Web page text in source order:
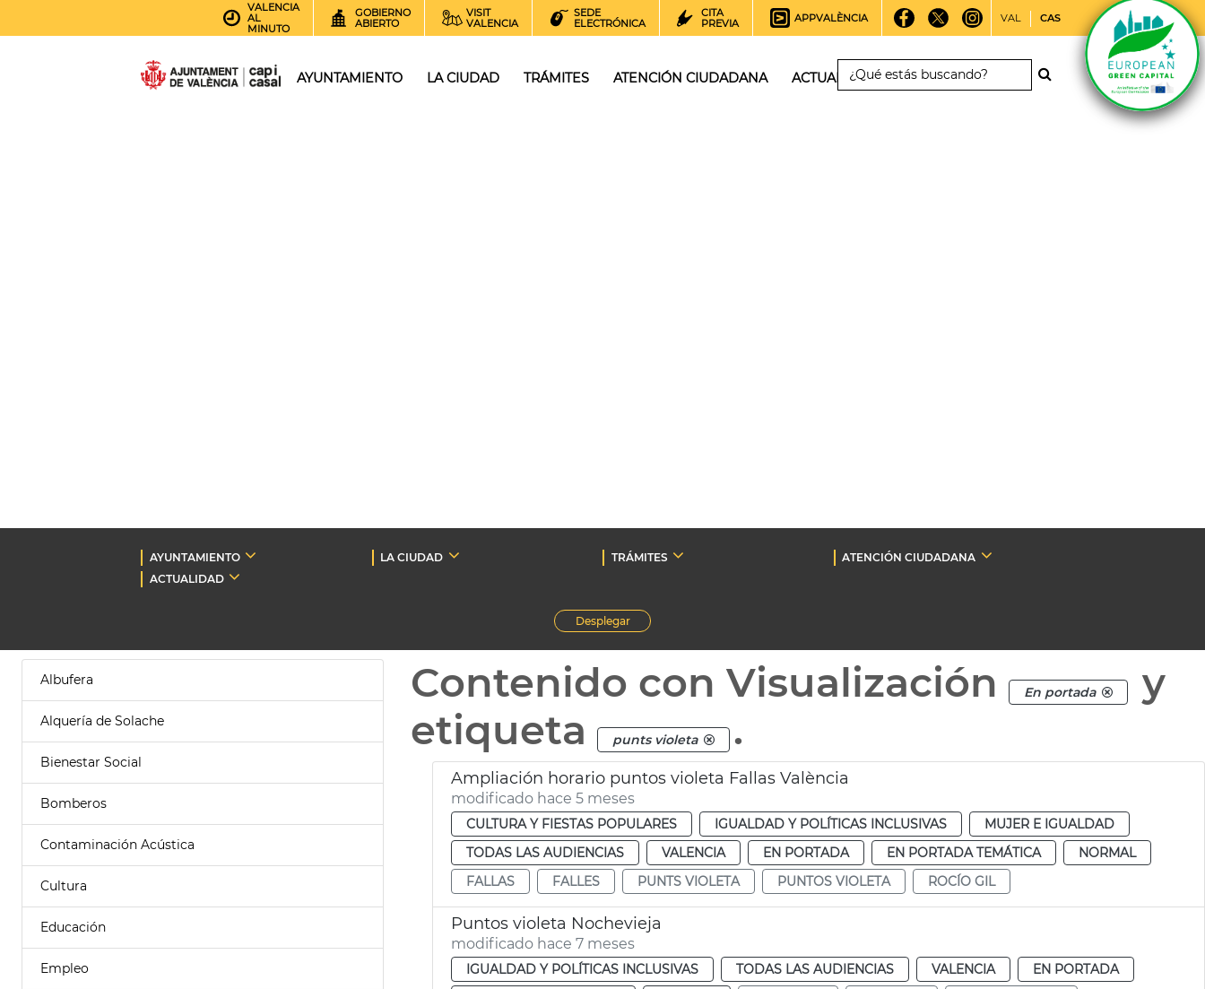
VALENCIA
AL
MINUTO
GOBIERNO
ABIERTO
VISIT
VALENCIA
SEDE
ELECTRÓNICA
CITA
PREVIA
APPVALÈNCIA VAL CAS
AYUNTAMIENTO LA CIUDAD TRÁMITES ATENCIÓN CIUDADANA ACTUALIDAD
AYUNTAMIENTO LA CIUDAD TRÁMITES
ATENCIÓN CIUDADANA
ACTUALIDAD
Desplegar
Albufera
Alquería de Solache
Bienestar Social
Bomberos
Contaminación Acústica
Cultura
Educación
Empleo
Contenido con Visualización En portada
y
etiqueta
punts violeta .
Ampliación horario puntos violeta Fallas València
modificado hace 5 meses
CULTURA Y FIESTAS POPULARES IGUALDAD Y POLÍTICAS INCLUSIVAS
MUJER E IGUALDAD
TODAS LAS AUDIENCIAS
VALENCIA EN PORTADA EN PORTADA TEMÁTICA
NORMAL
FALLAS
FALLES PUNTS VIOLETA PUNTOS VIOLETA ROCÍO GIL
Puntos violeta Nochevieja
modificado hace 7 meses
IGUALDAD Y POLÍTICAS INCLUSIVAS TODAS LAS AUDIENCIAS VALENCIA
EN PORTADA